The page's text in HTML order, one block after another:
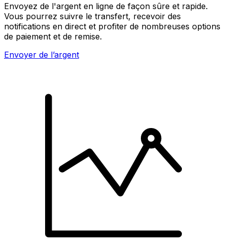
Envoyez de l'argent en ligne de façon sûre et rapide.
Vous pourrez suivre le transfert, recevoir des
notifications en direct et profiter de nombreuses options
de paiement et de remise.
Envoyer de l’argent